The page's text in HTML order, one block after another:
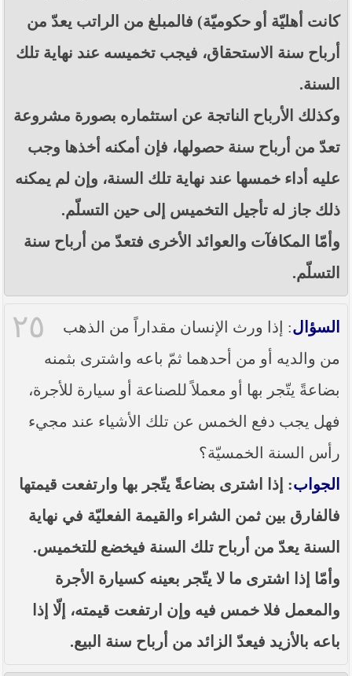
كانت أهليّة أو حكوميّة) فالمبلغ من الراتب يعدّ من
أرباح سنة الاستحقاق، فيجب تخميسه عند نهاية تلك
السنة.
وكذلك الأرباح الناتجة عن استثماره بصورة مشروعة
تعدّ من أرباح سنة حصولها، فإن أمكنه أخذها وجب
عليه أداء خمسها عند نهاية تلك السنة، وإن لم يمكنه
ذلك جاز له تأجيل التخميس إلى حين التسلّم.
وأمّا المكافآت والعوائد الأخرى فتعدّ من أرباح سنة
التسلّم.
٢٥ السؤال: إذا ورث الإنسان مقداراً من الذهب
من والديه أو من أحدهما ثمّ باعه واشترى بثمنه
بضاعةً يتّجر بها أو معملاً للصناعة أو سيارة للأجرة،
فهل يجب دفع الخمس عن تلك الأشياء عند مجيء
رأس السنة الخمسيّة؟
الجواب: إذا اشترى بضاعةً يتّجر بها وارتفعت قيمتها
فالفارق بين ثمن الشراء والقيمة الفعليّة في نهاية
السنة يعدّ من أرباح تلك السنة فيخضع للتخميس.
وأمّا إذا اشترى ما لا يتّجر بعينه كسيارة الأجرة
والمعمل فلا خمس فيه وإن ارتفعت قيمته، إلّا إذا
باعه بالأزيد فيعدّ الزائد من أرباح سنة البيع.